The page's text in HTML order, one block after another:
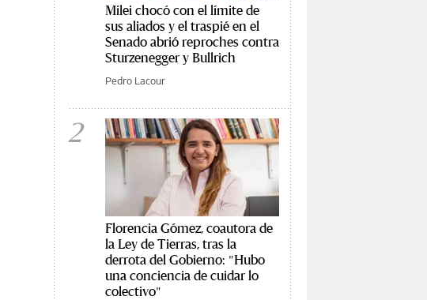
Milei chocó con el límite de
sus aliados y el traspié en el
Senado abrió reproches contra
Sturzenegger y Bullrich
Pedro Lacour
2
Florencia Gómez, coautora de
la Ley de Tierras, tras la
derrota del Gobierno: "Hubo
una conciencia de cuidar lo
colectivo"